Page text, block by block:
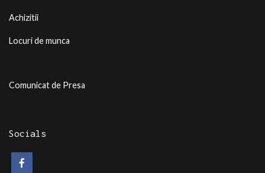
Achizitii
Locuri de munca
Comunicat de Presa
Socials